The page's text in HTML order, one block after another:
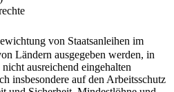
von Staatsanleihen im
Ländern ausgegeben werden, in
ausreichend eingehalten
insbesondere auf den Arbeitsschutz